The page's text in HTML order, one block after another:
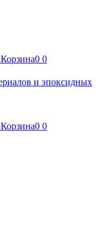
Корзина0 0
Корзина0 0